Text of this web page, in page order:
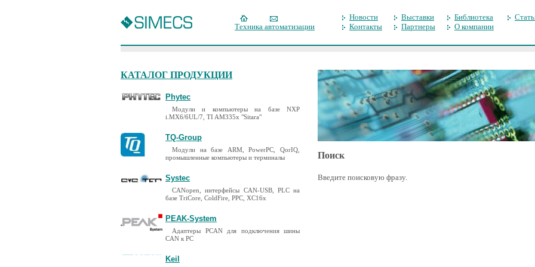
Техника автоматизации
Новости Выставки Библиотека
Контакты
Партнеры О компании
КАТАЛОГ ПРОДУКЦИИ
Phytec
Модули и компьютеры на базе NXP
i.MX6/6UL/7, TI AM335x "Sitara"
TQ-Group
Модули на базе ARM, PowerPC, QorIQ,
промышленные компьютеры и терминалы
Systec
CANopen, интерфейсы CAN-USB, PLC на
базе TriCore, ColdFire, PPC, XC16x
PEAK-System
Адаптеры PCAN для подключения шины
CAN к PC
Keil
Поиск
Введите поисковую фразу.